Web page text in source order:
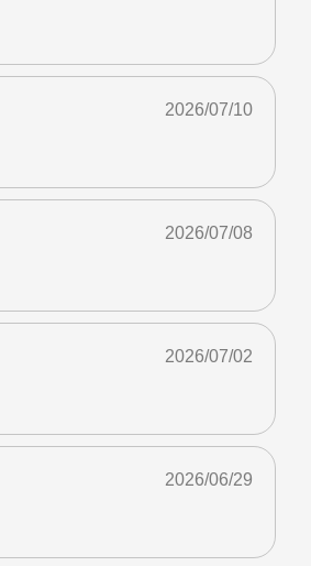
2026/07/10
2026/07/08
2026/07/02
2026/06/29